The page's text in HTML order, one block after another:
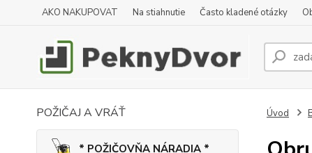
AKO NAKUPOVAT Na stiahnutie Často kladené otázky
POŽIČAJ A VRÁŤ
* POŽIČOVŇA NÁRADIA *
Úvod